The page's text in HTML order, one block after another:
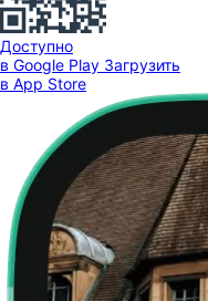
Доступно
в Google Play Загрузить
в App Store